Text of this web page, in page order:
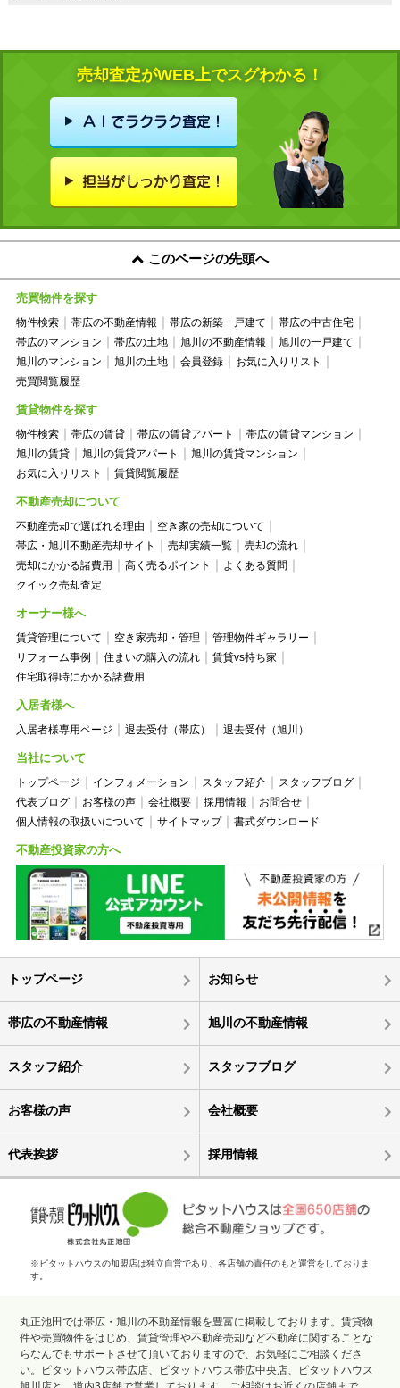
売却査定がWEB上でスグわかる！
このページの先頭へ
売買物件を探す
物件検索 帯広の不動産情報 帯広の新築一戸建て
帯広の中古住宅
帯広のマンション
帯広の土地 旭川の不動産情報
旭川の一戸建て
旭川のマンション
旭川の土地 会員登録
お気に入りリスト
売買閲覧履歴
賃貸物件を探す
物件検索 帯広の賃貸 帯広の賃貸アパート
帯広の賃貸マンション
旭川の賃貸
旭川の賃貸アパート
旭川の賃貸マンション
お気に入りリスト
賃貸閲覧履歴
不動産売却について
不動産売却で選ばれる理由
空き家の売却について
帯広・旭川不動産売却サイト
売却実績一覧
売却の流れ
売却にかかる諸費用
高く売るポイント
よくある質問
クイック売却査定
オーナー様へ
賃貸管理について 空き家売却・管理
管理物件ギャラリー
リフォーム事例
住まいの購入の流れ
賃貸vs持ち家
住宅取得時にかかる諸費用
入居者様へ
入居者様専用ページ 退去受付（帯広） 退去受付（旭川）
当社について
トップページ インフォメーション スタッフ紹介
スタッフブログ
代表ブログ
お客様の声 会社概要 採用情報
お問合せ
個人情報の取扱いについて
サイトマップ 書式ダウンロード
不動産投資家の方へ
トップページ お知らせ
帯広の不動産情報 旭川の不動産情報
スタッフ紹介 スタッフブログ
お客様の声 会社概要
代表挨拶 採用情報
※ピタットハウスの加盟店は独立自営であり、各店舗の責任のもと運営をしておりま
す。
丸正池田では帯広・旭川の不動産情報を豊富に掲載しております。賃貸物
件や売買物件をはじめ、賃貸管理や不動産売却など不動産に関することな
らなんでもサポートさせて頂いておりますので、お気軽にご相談くださ
い。ピタットハウス帯広店、ピタットハウス帯広中央店、ピタットハウス